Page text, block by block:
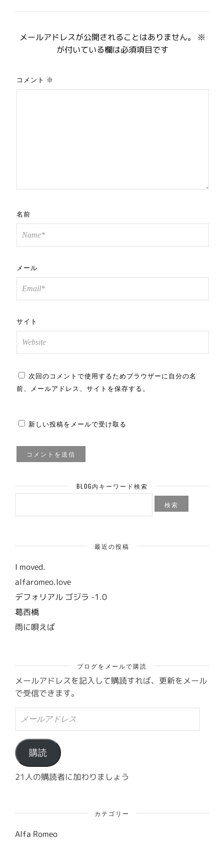
メールアドレスが公開されることはありません。
※
が付いている欄は必須項目です
コメント ※
名前
メール
サイト
次回のコメントで使用するためブラウザーに自分の名
前、メールアドレス、サイトを保存する。
新しい投稿をメールで受け取る
BLOG内キーワード検索
検
最近の投稿
I moved.
alfaromeo.love
デフォリアル ゴジラ -1.0
葛西橋
雨に唄えば
ブログをメールで購読
メールアドレスを記入して購読すれば、更新をメール
で受信できます。
ル
ア
ド
レ
ス
購読
21人の購読者に加わりましょう
カテゴリー
Alfa Romeo